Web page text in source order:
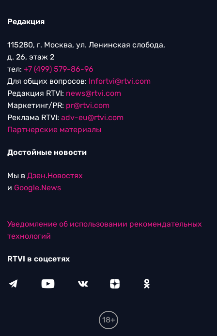
Редакция
115280, г. Москва, ул. Ленинская слобода,
д. 26, этаж 2
тел: +7 (499) 579-86-96
Для общих вопросов: Infortvi@rtvi.com
Редакция RTVI: news@rtvi.com
Маркетинг/PR: pr@rtvi.com
Реклама RTVI: adv-eu@rtvi.com
Партнерские материалы
Достойные новости
Мы в Дзен.Новостях
и Google.News
Уведомление об использовании рекомендательных
технологий
RTVI в соцсетях
18+